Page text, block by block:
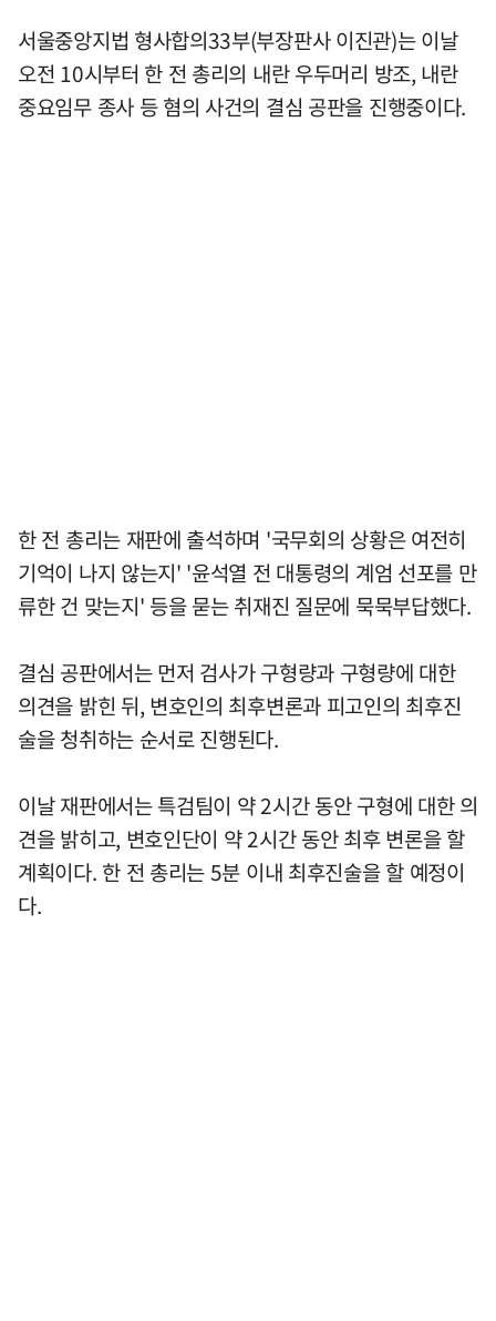
서울중앙지법 형사합의33부(부장판사 이진관)는 이날
오전 10시부터 한 전 총리의 내란 우두머리 방조, 내란
중요임무 종사 등 혐의 사건의 결심 공판을 진행중이다.
한 전 총리는 재판에 출석하며 '국무회의 상황은 여전히
기억이 나지 않는지' '윤석열 전 대통령의 계엄 선포를 만
류한 건 맞는지' 등을 묻는 취재진 질문에 묵묵부답했다.
결심 공판에서는 먼저 검사가 구형량과 구형량에 대한
의견을 밝힌 뒤, 변호인의 최후변론과 피고인의 최후진
술을 청취하는 순서로 진행된다.
이날 재판에서는 특검팀이 약 2시간 동안 구형에 대한 의
견을 밝히고, 변호인단이 약 2시간 동안 최후 변론을 할
계획이다. 한 전 총리는 5분 이내 최후진술을 할 예정이
다.